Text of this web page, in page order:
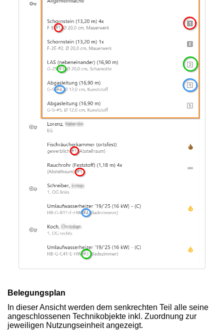
Belegungsplan
In dieser Ansicht werden dem senkrechten Teil alle seine
angeschlossenen Technikobjekte inkl. Zuordnung zur
jeweiligen Nutzungseinheit angezeigt.